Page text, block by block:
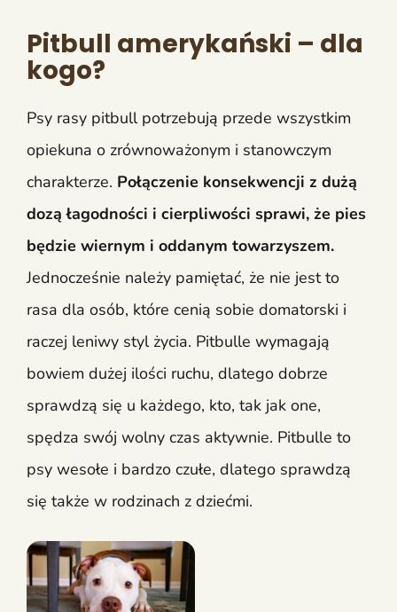
Pitbull amerykański – dla
kogo?
Psy rasy pitbull potrzebują przede wszystkim
opiekuna o zrównoważonym i stanowczym
charakterze. Połączenie konsekwencji z dużą
dozą łagodności i cierpliwości sprawi, że pies
będzie wiernym i oddanym towarzyszem.
Jednocześnie należy pamiętać, że nie jest to
rasa dla osób, które cenią sobie domatorski i
raczej leniwy styl życia. Pitbulle wymagają
bowiem dużej ilości ruchu, dlatego dobrze
sprawdzą się u każdego, kto, tak jak one,
spędza swój wolny czas aktywnie. Pitbulle to
psy wesołe i bardzo czułe, dlatego sprawdzą
się także w rodzinach z dziećmi.